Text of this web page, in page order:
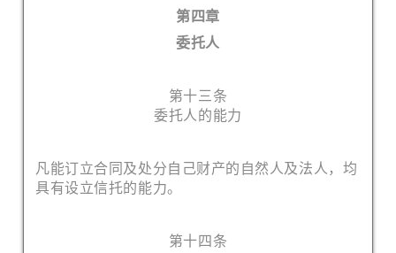
第四章
委托人
第十三条
委托人的能力
凡能订立合同及处分自己财产的自然人及法人，均
具有设立信托的能力。
第十四条